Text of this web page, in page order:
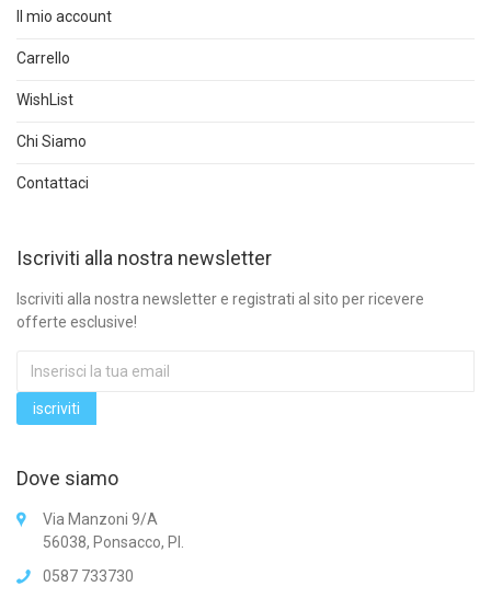
Il mio account
Carrello
WishList
Chi Siamo
Contattaci
Iscriviti alla nostra newsletter
Iscriviti alla nostra newsletter e registrati al sito per ricevere
offerte esclusive!
Dove siamo
Via Manzoni 9/A
56038, Ponsacco, PI.
0587 733730